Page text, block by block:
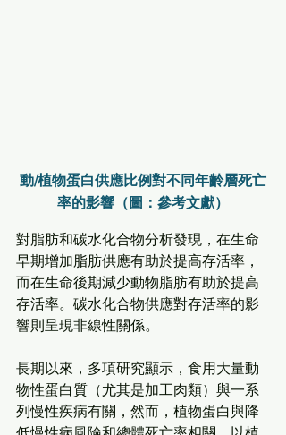
動/植物蛋白供應比例對不同年齡層死亡
率的影響（圖：參考文獻）
對脂肪和碳水化合物分析發現，在生命
早期增加脂肪供應有助於提高存活率，
而在生命後期減少動物脂肪有助於提高
存活率。碳水化合物供應對存活率的影
響則呈現非線性關係。
長期以來，多項研究顯示，食用大量動
物性蛋白質（尤其是加工肉類）與一系
列慢性疾病有關，然而，植物蛋白與降